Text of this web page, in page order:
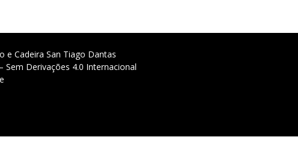
e Cadeira San Tiago Dantas
Sem Derivações 4.0 Internacional